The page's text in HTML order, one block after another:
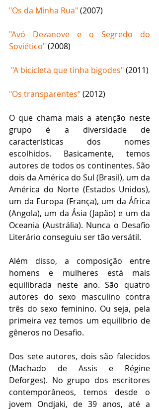
"Os da Minha Rua" (2007)
"Avó Dezanove e o Segredo do
Soviético" (2008)
"A bicicleta que tinha bigodes" (2011)
"Os transparentes" (2012)
O que chama mais a atenção neste
grupo é a diversidade de
características dos nomes
escolhidos. Basicamente, temos
autores de todos os continentes. São
dois da América do Sul (Brasil), um da
América do Norte (Estados Unidos),
um da Europa (França), um da África
(Angola), um da Ásia (Japão) e um da
Oceania (Austrália). Nunca o Desafio
Literário conseguiu ser tão versátil.
Além disso, a composição entre
homens e mulheres está mais
equilibrada neste ano. São quatro
autores do sexo masculino contra
três do sexo feminino. Ou seja, pela
primeira vez temos um equilíbrio de
gêneros no Desafio.
Dos sete autores, dois são falecidos
(Machado de Assis e Régine
Deforges). No grupo dos escritores
contemporâneos, temos desde o
jovem Ondjaki, de 39 anos, até a